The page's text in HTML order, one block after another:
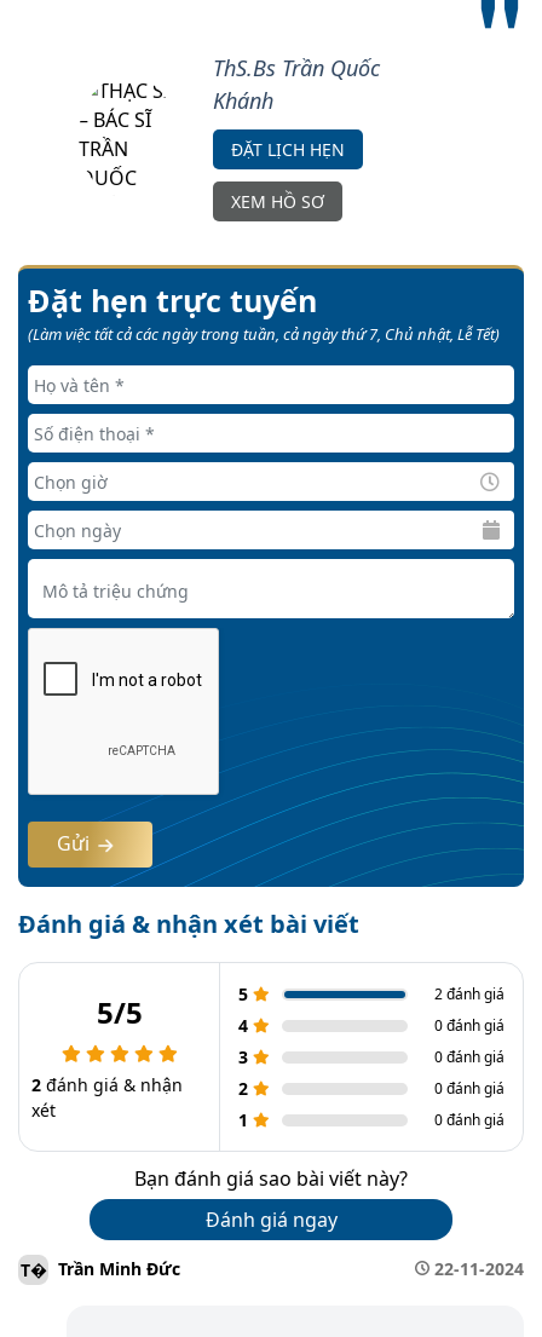
ThS.Bs Trần Quốc
Khánh
ĐẶT LỊCH HẸN
XEM HỒ SƠ
Đặt hẹn trực tuyến
(Làm việc tất cả các ngày trong tuần, cả ngày thứ 7, Chủ nhật, Lễ Tết)
Gửi
Đánh giá & nhận xét bài viết
5/5
2 đánh giá & nhận
xét
5 2 đánh giá
4 0 đánh giá
3 0 đánh giá
2 0 đánh giá
1 0 đánh giá
Bạn đánh giá sao bài viết này?
Đánh giá ngay
T� Trần Minh Đức 22-11-2024